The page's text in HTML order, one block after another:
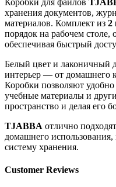
хранения документов,
материалов. Комплект из 2
порядок на рабочем
обеспечивая быстрый
Белый цвет и лаконичный
интерьер — от домашнего
Коробки позволяют удобно
учебные материалы и
пространство и делая его
TJABBA отлично
домашнего использования,
систему хранения.
Customer Reviews